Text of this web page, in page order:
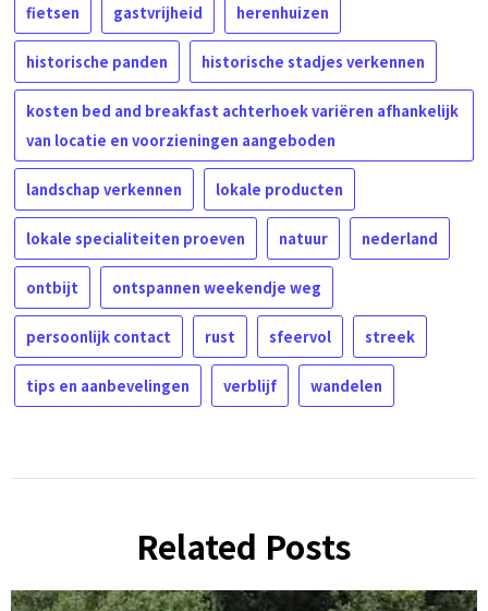
fietsen gastvrijheid herenhuizen
historische panden historische stadjes verkennen
kosten bed and breakfast achterhoek variëren afhankelijk
van locatie en voorzieningen aangeboden
landschap verkennen lokale producten
lokale specialiteiten proeven natuur nederland
ontbijt ontspannen weekendje weg
persoonlijk contact rust sfeervol streek
tips en aanbevelingen verblijf wandelen
Related Posts